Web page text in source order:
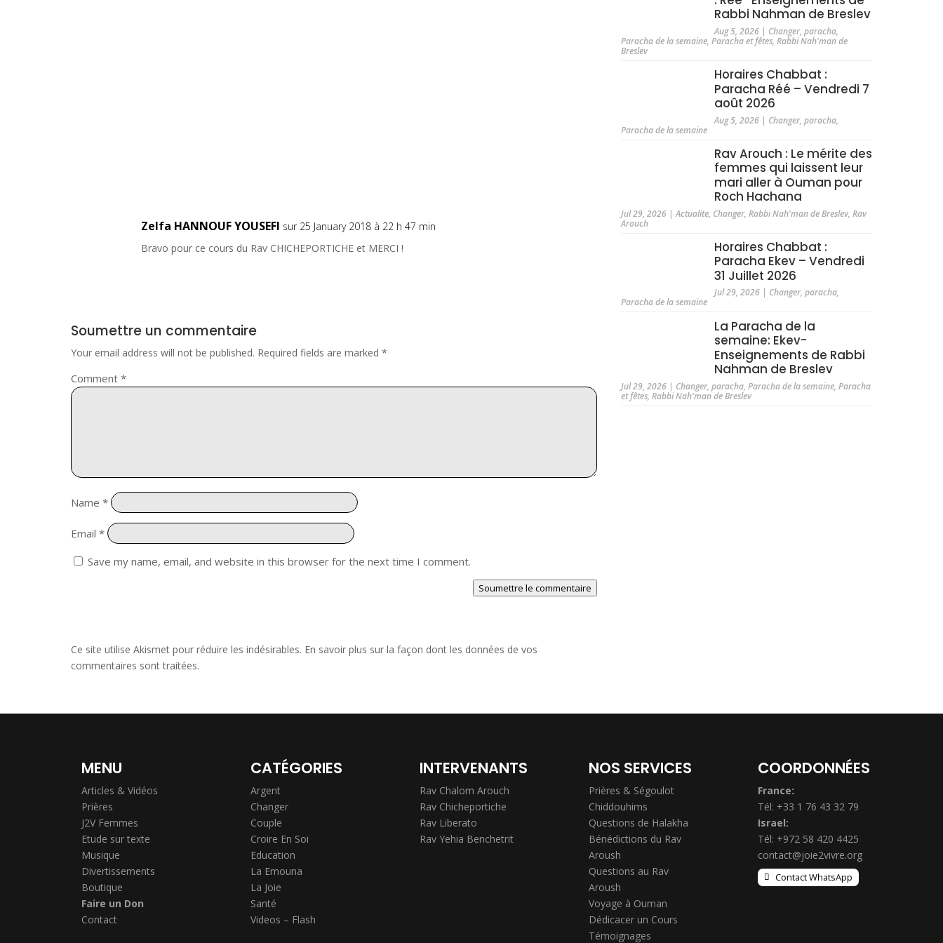
Zelfa HANNOUF YOUSEFI sur 25 January 2018 à 22 h 47 min
Bravo pour ce cours du Rav CHICHEPORTICHE et MERCI !
Soumettre un commentaire
Your email address will not be published. Required fields are marked *
Comment *
Name *
Email *
Save my name, email, and website in this browser for the next time I comment.
Soumettre le commentaire
Ce site utilise Akismet pour réduire les indésirables. En savoir plus sur la façon dont les données de vos
commentaires sont traitées.
Rabbi Nahman de Breslev
Aug 5, 2026| Changer, paracha,
Paracha de la semaine,Paracha et fêtes,Rabbi Nah'man de
Breslev
Horaires Chabbat :
Paracha Réé – Vendredi 7
août 2026
Aug 5, 2026| Changer, paracha,
Paracha de la semaine
Rav Arouch : Le mérite des
femmes qui laissent leur
mari aller à Ouman pour
Roch Hachana
Jul 29, 2026 |Actualite, Changer,Rabbi Nah'man de Breslev,Rav
Arouch
Horaires Chabbat :
Paracha Ekev – Vendredi
31 Juillet 2026
Jul 29, 2026| Changer, paracha,
Paracha de la semaine
La Paracha de la
semaine: Ekev-
Enseignements de Rabbi
Nahman de Breslev
Jul 29, 2026 | Changer,paracha,Paracha de la semaine,Paracha
et fêtes,Rabbi Nah'man de Breslev
MENU
Articles & Vidéos
Prières
J2V Femmes
Etude sur texte
Musique
Divertissements
Boutique
Faire un Don
Contact
CATÉGORIES
Argent
Changer
Couple
Croire En Soi
Education
La Emouna
La Joie
Santé
Videos – Flash
INTERVENANTS
Rav Chalom Arouch
Rav Chicheportiche
Rav Liberato
Rav Yehia Benchetrit
NOS SERVICES
Prières & Ségoulot
Chiddouhims
Questions de Halakha
Bénédictions du Rav
Aroush
Questions au Rav
Aroush
Voyage à Ouman
Dédicacer un Cours
Témoignages
COORDONNÉES
France:
Tél: +33 1 76 43 32 79
Israel:
Tél: +972 58 420 4425
contact@joie2vivre.org
Contact WhatsApp